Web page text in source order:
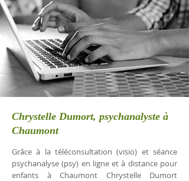
Chrystelle Dumort, psychanalyste à
Chaumont
Grâce à la téléconsultation (visio) et séance
psychanalyse (psy) en ligne et à distance pour
enfants à Chaumont Chrystelle Dumort